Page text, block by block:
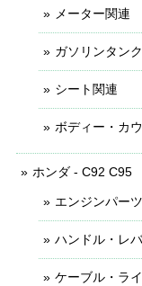
メーター関連
ガソリンタン
シート関連
ボディー・カ
ホンダ - C92 C95
エンジンパーツ
ハンドル・レ
ケーブル・ラ